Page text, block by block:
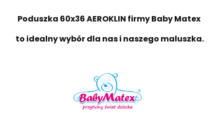
Poduszka 60x36 AEROKLIN firmy Baby Matex
to idealny wybór dla nas i naszego maluszka.